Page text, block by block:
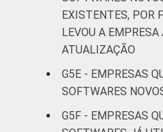
Estudos para o
Sociedade da
Pesquisa sobre o
brasileiras - TIC
Atualizado em 04 de
mais detalhes, veja a
https://cetic.br/
EXISTENTES, POR
LEVOU A
ATUALIZAÇÃO
G5E - EMPRESAS
SOFTWARES
G5F - EMPRESAS